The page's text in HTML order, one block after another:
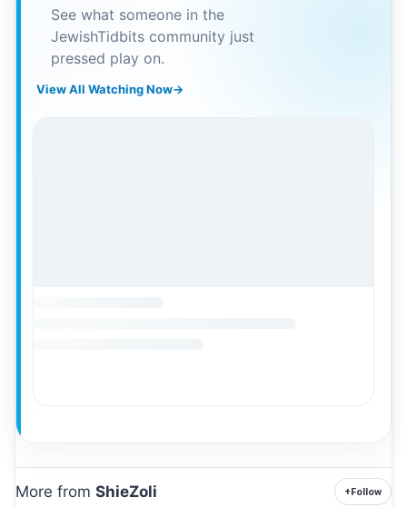
See what someone in the
JewishTidbits community just
pressed play on.
View All Watching Now→
More from ShieZoli +Follow